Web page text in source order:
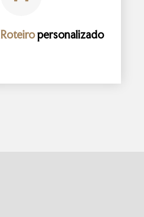
Roteiropersonalizado